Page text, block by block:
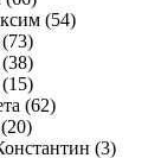
(54)
(62)
(3)